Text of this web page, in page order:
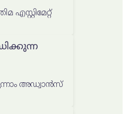
എസ്റ്റിമേറ്റ്